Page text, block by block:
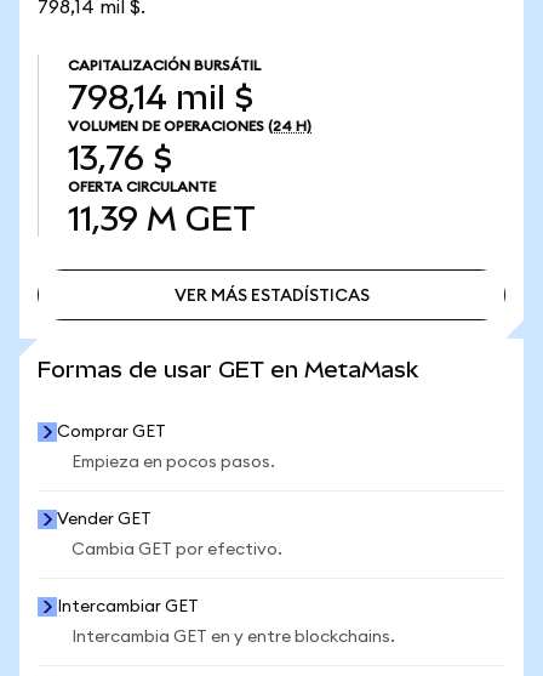
798,14 mil $.
CAPITALIZACIÓN BURSÁTIL
798,14 mil $
VOLUMEN DE OPERACIONES (24 H)
13,76 $
OFERTA CIRCULANTE
11,39 M GET
VER MÁS ESTADÍSTICAS
Formas de usar GET en MetaMask
Comprar GET
Empieza en pocos pasos.
Vender GET
Cambia GET por efectivo.
Intercambiar GET
Intercambia GET en y entre blockchains.